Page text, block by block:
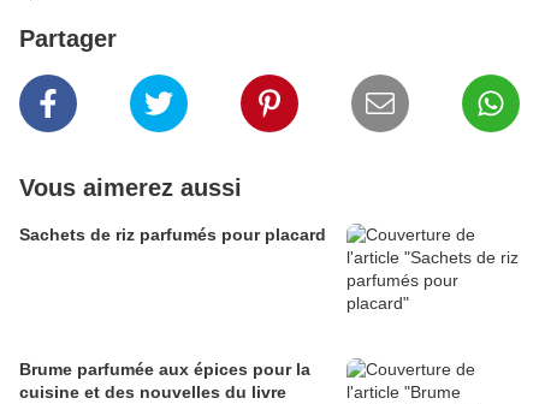
Partager
Vous aimerez aussi
Sachets de riz parfumés pour placard
Brume parfumée aux épices pour la
cuisine et des nouvelles du livre